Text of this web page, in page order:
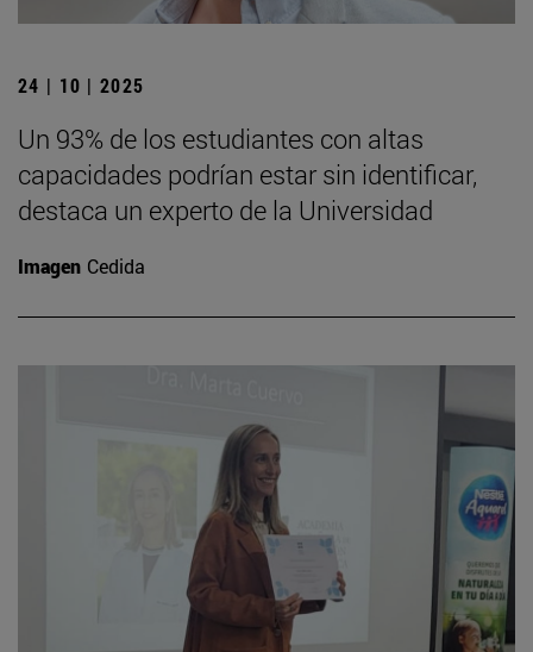
24 | 10 | 2025
Un 93% de los estudiantes con altas
capacidades podrían estar sin identificar,
destaca un experto de la Universidad
Imagen Cedida